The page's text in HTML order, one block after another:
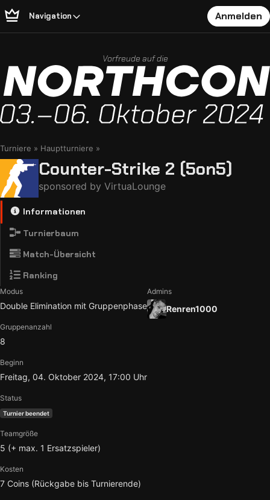
Navigation Anmelden
Vorfreude auf die
Turniere Hauptturniere
Counter-Strike 2 (5on5)
sponsored by VirtuaLounge
Informationen
Turnierbaum
Match-Übersicht
Ranking
Modus
Double Elimination mit Gruppenphase
Gruppenanzahl
8
Beginn
Freitag, 04. Oktober 2024, 17:00 Uhr
Status
Turnier beendet
Teamgröße
5 (+ max. 1 Ersatzspieler)
Kosten
7 Coins (Rückgabe bis Turnierende)
Admins
Renren1000